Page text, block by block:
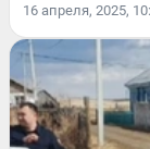
16 апреля, 2025,